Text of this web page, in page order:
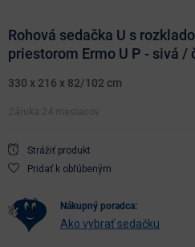
Rohová sedačka U s
priestorom Ermo U P - sivá /
330 x 216 x 82/102 cm
Záruka 24 mesiacov
Strážiť produkt
Pridať k obľúbeným
nákupný poradca:
Ako vybrať sedačku